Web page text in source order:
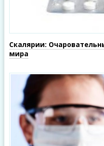
Скалярии:
мира